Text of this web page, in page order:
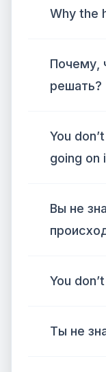
Why the
Почему,
решать?
You
going on
Вы не
You
Ты не